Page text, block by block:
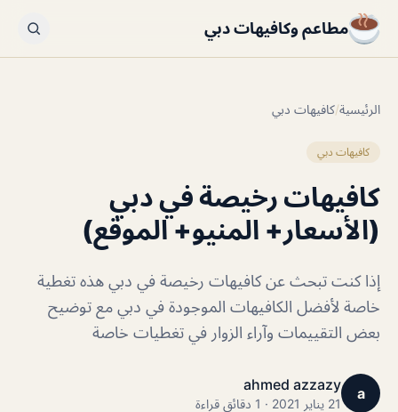
مطاعم وكافيهات دبي
الرئيسية/كافيهات دبي
كافيهات دبي
كافيهات رخيصة في دبي
(الأسعار+ المنيو+ الموقع)
إذا كنت تبحث عن كافيهات رخيصة في دبي هذه تغطية
خاصة لأفضل الكافيهات الموجودة في دبي مع توضيح
بعض التقييمات وآراء الزوار في تغطيات خاصة
a
ahmed azzazy
21 يناير 2021 · 1 دقائق قراءة